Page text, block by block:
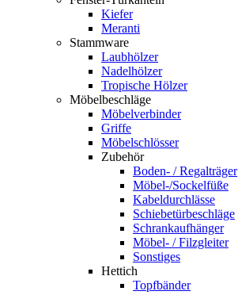
Kiefer
Meranti
Stammware
Laubhölzer
Nadelhölzer
Tropische Hölzer
Möbelbeschläge
Möbelverbinder
Griffe
Möbelschlösser
Zubehör
Boden- / Regalträger
Möbel-/Sockelfüße
Kabeldurchlässe
Schiebetürbeschläge
Schrankaufhänger
Möbel- / Filzgleiter
Sonstiges
Hettich
Topfbänder